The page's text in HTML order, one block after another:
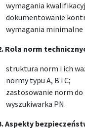
wymagania
dokumentowanie
wymagania minimalne
Rola norm
struktura norm i ich
normy typu A, B i C;
zastosowanie norm
wyszukiwarka PN.
Aspekty